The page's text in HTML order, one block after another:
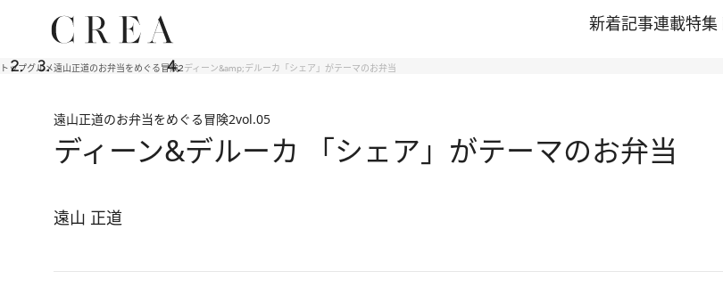
新着記事連載特集
トップグルメ遠山正道のお弁当をめぐる冒険2ディーン&amp;デルーカ「シェア」がテーマのお弁当
遠山正道のお弁当をめぐる冒険2vol.05
ディーン&デルーカ 「シェア」がテーマのお弁当
遠山 正道